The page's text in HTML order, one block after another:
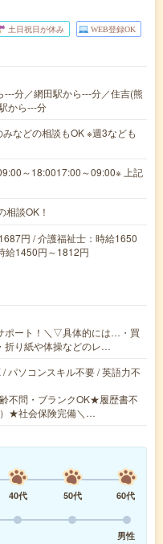
土日祝日が休み WEB登録OK
分／網田駅から---分／住吉(熊
から---分
などの相談もOK ※週3なども
～18:0017:00～09:00※ 上記
談OK！
円 / 介護福祉士：時給1650
給1450円～1812円
ポート！＼▽具体的には…・買
折り紙や体操などのレ…
パソコンスキル不要 / 英語力不
不問・ブランクOK★履歴書不
★社会保険完備＼…
40代 50代
60代
男性